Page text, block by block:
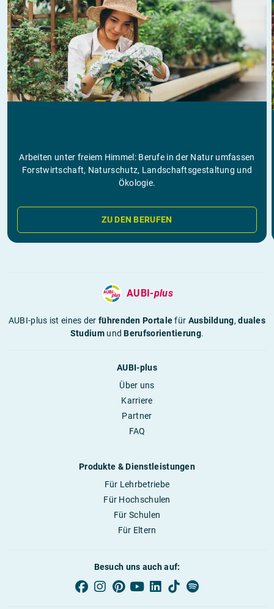
Arbeiten unter freiem Himmel: Berufe in der Natur umfassen
Forstwirtschaft, Naturschutz, Landschaftsgestaltung und
Ökologie.
ZU DEN BERUFEN
AUBI-plus
AUBI-plus ist eines derführenden Portalefür Ausbildung,duales
StudiumundBerufsorientierung.
AUBI-plus
Über uns
Karriere
Partner
FAQ
Produkte & Dienstleistungen
Für Lehrbetriebe
Für Hochschulen
Für Schulen
Für Eltern
Besuch uns auch auf: